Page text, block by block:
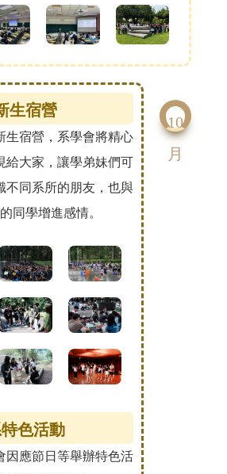
生宿營
生宿營，系學會將精心
給大家，讓學弟妹們可
不同系所的朋友，也與
同學增進感情。
色活動
因應節日等舉辦特色活
10
月